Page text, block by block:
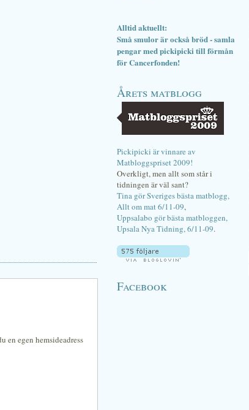
en egen hemsideadress
Alltid aktuellt:
Små smulor är också bröd - samla
pengar med pickipicki till förmån
för Cancerfonden!
Årets matblogg
Pickipicki är vinnare av
Matbloggspriset 2009!
Overkligt, men allt som står i
tidningen är väl sant?
Tina gör Sveriges bästa matblogg,
Allt om mat 6/11-09,
Uppsalabo gör bästa matbloggen,
Upsala Nya Tidning, 6/11-09.
Facebook